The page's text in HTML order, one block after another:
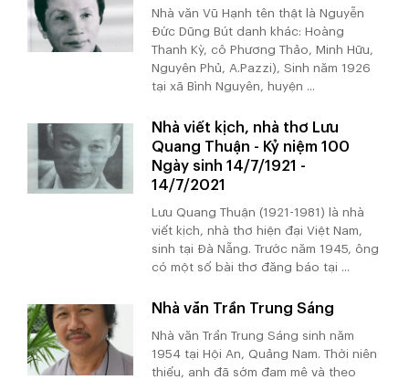
Nhà văn Vũ Hạnh tên thật là Nguyễn
Đức Dũng Bút danh khác: Hoàng
Thanh Kỳ, cô Phương Thảo, Minh Hữu,
Nguyên Phủ, A.Pazzi), Sinh năm 1926
tại xã Bình Nguyên, huyện ...
Nhà viết kịch, nhà thơ Lưu
Quang Thuận - Kỷ niệm 100
Ngày sinh 14/7/1921 -
14/7/2021
Lưu Quang Thuận (1921-1981) là nhà
viết kịch, nhà thơ hiện đại Việt Nam,
sinh tại Đà Nẵng. Trước năm 1945, ông
có một số bài thơ đăng báo tại ...
Nhà văn Trần Trung Sáng
Nhà văn Trần Trung Sáng sinh năm
1954 tại Hội An, Quảng Nam. Thời niên
thiếu, anh đã sớm đam mê và theo